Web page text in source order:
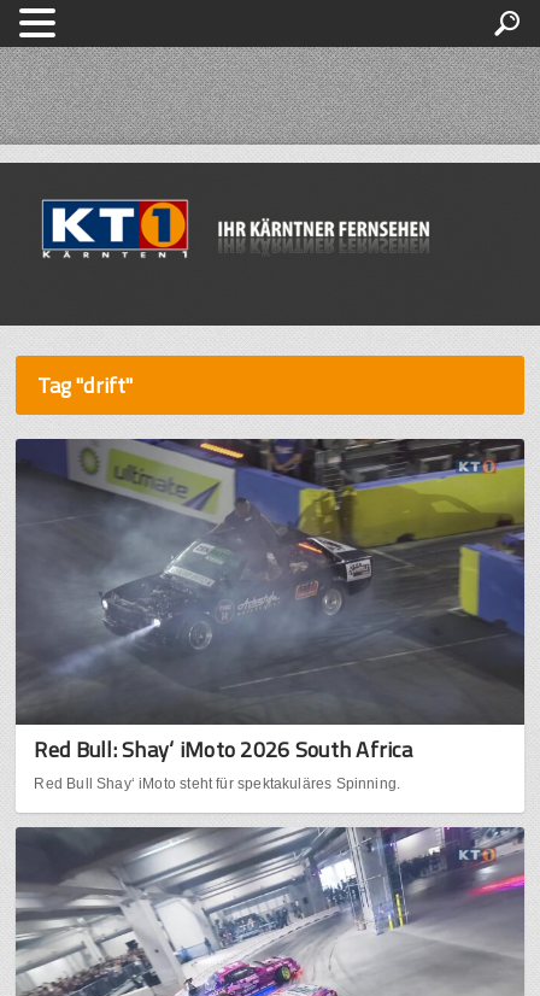
Tag "drift"
Red Bull: Shay‘ iMoto 2026 South Africa
Red Bull Shay‘ iMoto steht für spektakuläres Spinning.